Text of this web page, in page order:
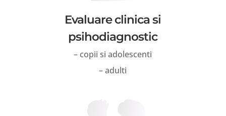
Evaluare clinica si
psihodiagnostic
– copii si adolescenti
– adulti